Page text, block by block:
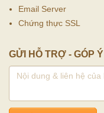
Email Server
Chứng thực SSL
GỬI HỖ TRỢ - GÓP Ý